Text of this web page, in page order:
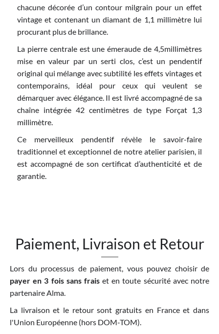
chacune décorée d’un contour milgrain pour un effet
vintage et contenant un diamant de 1,1 millimètre lui
procurant plus de brillance.
La pierre centrale est une émeraude de 4,5millimètres
mise en valeur par un serti clos, c’est un pendentif
original qui mélange avec subtilité les effets vintages et
contemporains, idéal pour ceux qui veulent se
démarquer avec élégance. Il est livré accompagné de sa
chaîne intégrée 42 centimètres de type Forçat 1,3
millimètre.
Ce merveilleux pendentif révèle le savoir-faire
traditionnel et exceptionnel de notre atelier parisien, il
est accompagné de son certificat d’authenticité et de
garantie.
Paiement, Livraison et Retour
Lors du processus de paiement, vous pouvez choisir de
payer en 3 fois sans fraiset en toute sécurité avec notre
partenaire Alma.
La livraison et le retour sont gratuits en France et dans
l'Union Européenne (hors DOM-TOM).